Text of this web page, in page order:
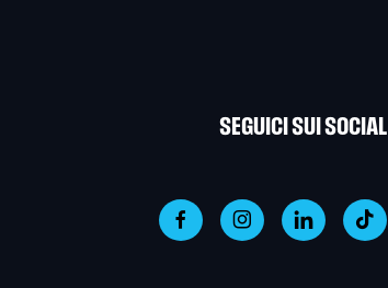
SEGUICI SUI SOCIAL